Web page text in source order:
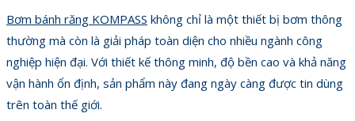
Bơm bánh răng KOMPASS không chỉ là một thiết bị bơm thông
thường mà còn là giải pháp toàn diện cho nhiều ngành công
nghiệp hiện đại. Với thiết kế thông minh, độ bền cao và khả năng
vận hành ổn định, sản phẩm này đang ngày càng được tin dùng
trên toàn thế giới.